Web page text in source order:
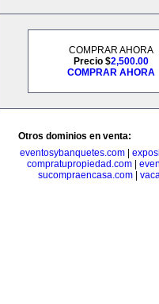
COMPRAR AHORA
Precio $2,500.00
COMPRAR AHORA
Otros dominios en venta:
eventosybanquetes.com|
compratupropiedad.com
sucompraencasa.com|